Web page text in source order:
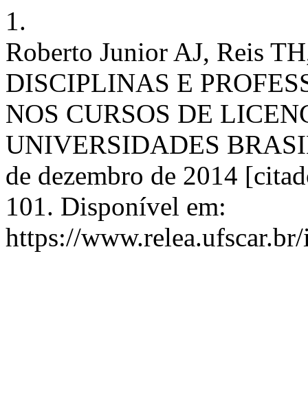
1.
Roberto Junior AJ, Reis
DISCIPLINAS E
NOS CURSOS DE
UNIVERSIDADES
de dezembro de 2014
101. Disponível em:
https://